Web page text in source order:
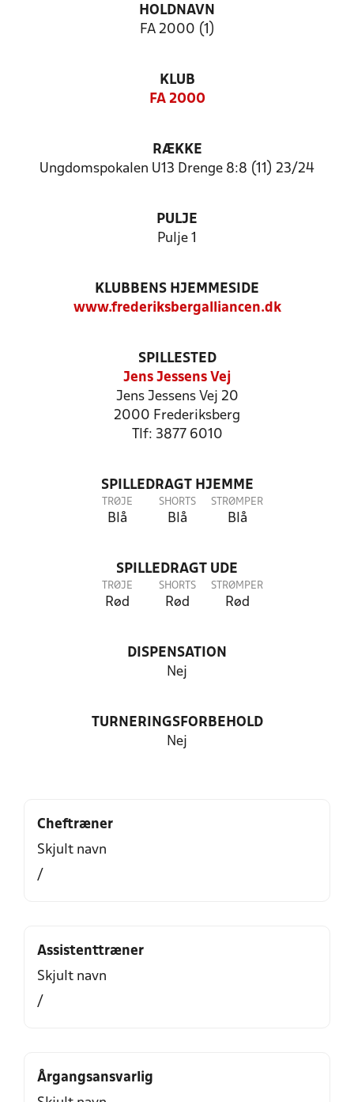
HOLDNAVN
FA 2000 (1)
KLUB
FA 2000
RÆKKE
Ungdomspokalen U13 Drenge 8:8 (11) 23/24
PULJE
Pulje 1
KLUBBENS HJEMMESIDE
www.frederiksbergalliancen.dk
SPILLESTED
Jens Jessens Vej
Jens Jessens Vej 20
2000 Frederiksberg
Tlf: 3877 6010
SPILLEDRAGT HJEMME
TRØJE
Blå
SHORTS
Blå
STRØMPER
Blå
SPILLEDRAGT UDE
TRØJE
Rød
SHORTS
Rød
STRØMPER
Rød
DISPENSATION
Nej
TURNERINGSFORBEHOLD
Nej
Cheftræner
Skjult navn
/
Assistenttræner
Skjult navn
/
Årgangsansvarlig